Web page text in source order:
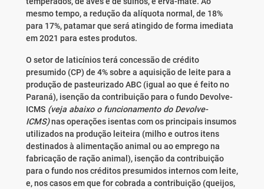
mesmo tempo, a redução da alíquota normal, de 18%
para 17%, patamar que será atingido de forma imediata
em 2021 para estes produtos.
O setor de laticínios terá concessão de crédito
presumido (CP) de 4% sobre a aquisição de leite para a
produção de pasteurizado ABC (igual ao que é feito no
Paraná), isenção da contribuição para o fundo Devolve-
ICMS(veja abaixo o funcionamento do Devolve-
ICMS)nas operações isentas com os principais insumos
utilizados na produção leiteira (milho e outros itens
destinados à alimentação animal ou ao emprego na
fabricação de ração animal), isenção da contribuição
para o fundo nos créditos presumidos internos com leite,
e, nos casos em que for cobrada a contribuição (queijos,